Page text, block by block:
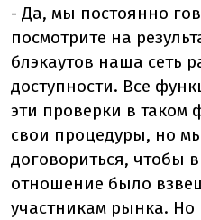
- Да, мы постоянно
посмотрите на
блэкаутов наша сеть
доступности. Все
эти проверки в таком
свои процедуры, но
договориться, чтобы
отношение было
участникам рынка. Но